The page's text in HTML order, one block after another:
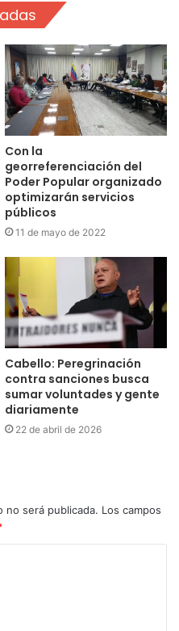
Con la
georreferenciación del
Poder Popular organizado
optimizarán servicios
públicos
11 de mayo de 2022
Cabello: Peregrinación
contra sanciones busca
sumar voluntades y gente
diariamente
22 de abril de 2026
no será publicada. Los campos